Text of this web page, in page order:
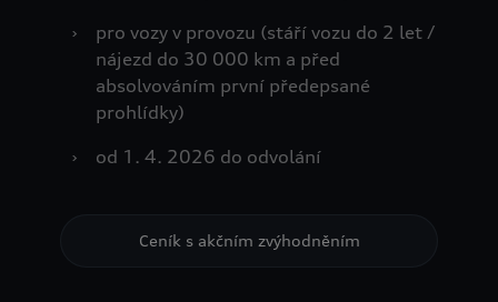
›
pro vozy v provozu (stáří vozu do 2 let /
nájezd do 30 000 km a před
absolvováním první předepsané
prohlídky)
›
od 1. 4. 2026 do odvolání
Ceník s akčním zvýhodněním